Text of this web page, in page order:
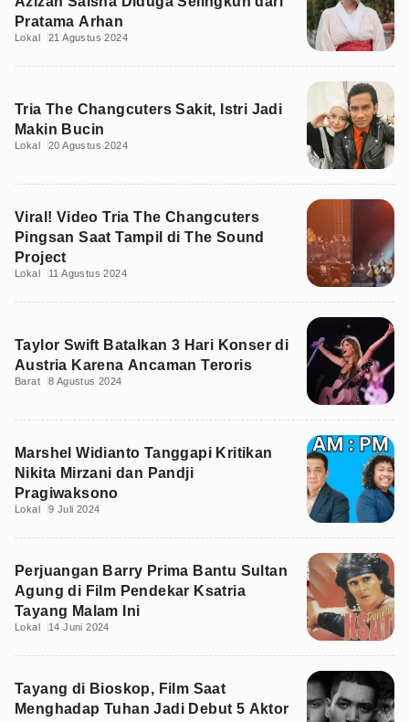
Pratama Arhan
Lokal 21 Agustus 2024
Tria The Changcuters Sakit, Istri Jadi
Makin Bucin
Lokal 20 Agustus 2024
Viral! Video Tria The Changcuters
Pingsan Saat Tampil di The Sound
Project
Lokal 11 Agustus 2024
Taylor Swift Batalkan 3 Hari Konser di
Austria Karena Ancaman Teroris
Barat 8 Agustus 2024
Marshel Widianto Tanggapi Kritikan
Nikita Mirzani dan Pandji
Pragiwaksono
Lokal 9 Juli 2024
Perjuangan Barry Prima Bantu Sultan
Agung di Film Pendekar Ksatria
Tayang Malam Ini
Lokal 14 Juni 2024
Tayang di Bioskop, Film Saat
Menghadap Tuhan Jadi Debut 5 Aktor